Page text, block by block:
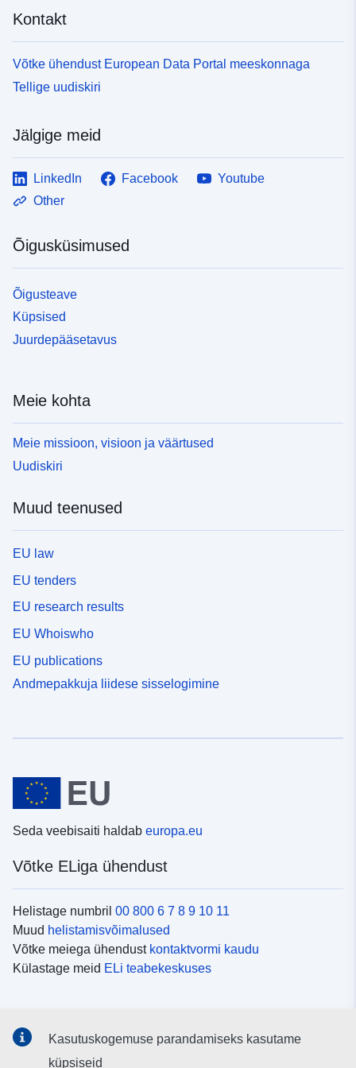
Kontakt
Võtke ühendust European Data Portal meeskonnaga
Tellige uudiskiri
Jälgige meid
LinkedIn Facebook
Youtube
Other
Õigusküsimused
Õigusteave
Küpsised
Juurdepääsetavus
Meie kohta
Meie missioon, visioon ja väärtused
Uudiskiri
Muud teenused
EU law
EU tenders
EU research results
EU Whoiswho
EU publications
Andmepakkuja liidese sisselogimine
Seda veebisaiti haldab europa.eu
Võtke ELiga ühendust
Helistage numbril 00 800 6 7 8 9 10 11
Muud helistamisvõimalused
Võtke meiega ühendust kontaktvormi kaudu
Külastage meid ELi teabekeskuses
Otsige ELi teavet
Kasutuskogemuse parandamiseks kasutame
küpsiseid